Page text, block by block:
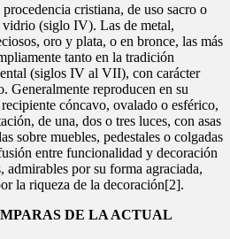
cristiana, de uso sacro o
(siglo IV). Las de metal,
oro y plata, o en bronce, las más
tanto en la tradición
(siglos IV al VII), con carácter
reproducen en su
cóncavo, ovalado o esférico,
de una, dos o tres luces, con asas
sobre muebles, pedestales o colgadas
entre funcionalidad y decoración
admirables por su forma agraciada,
la riqueza de la decoración[2].
DE LA ACTUAL